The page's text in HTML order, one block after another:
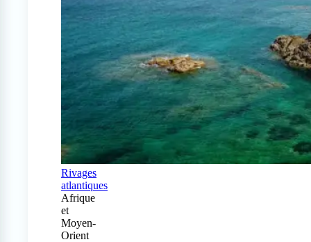
Rivages
atlantiques
Afrique
et
Moyen-
Orient